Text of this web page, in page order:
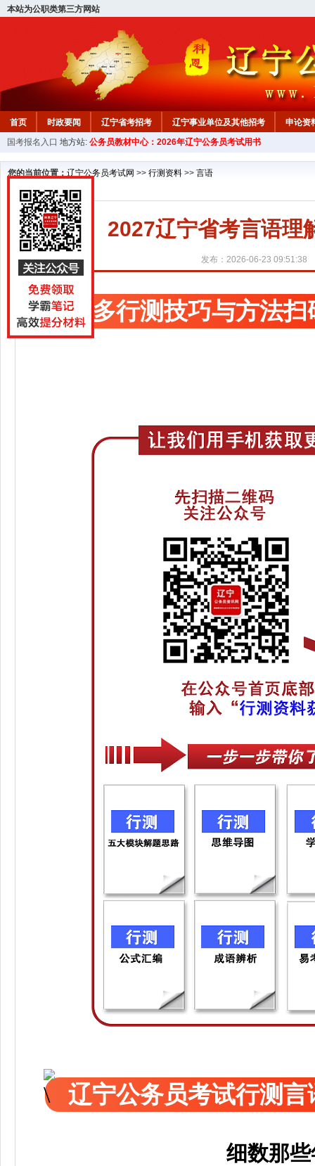
本站为公职类第三方网站
首页 时政要闻 辽宁省考招考 辽宁事业单位及其他招考 申论资
教材中心
国考报名入口 地方站: 公务员教材中心：2026年辽宁公务员考试用书
您的当前位置： 辽宁公务员考试网 >> 行测资料 >> 言语
2027辽宁省考言语理
发布：2026-06-23 09:51:38
更多行测技巧与方法扫
辽宁公务员考试行测言
细数那